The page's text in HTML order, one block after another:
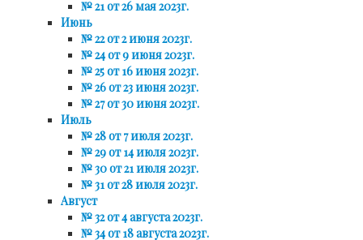
№ 21 от 26 мая 2023г.
Июнь
№ 22 от 2 июня 2023г.
№ 24 от 9 июня 2023г.
№ 25 от 16 июня 2023г.
№ 26 от 23 июня 2023г.
№ 27 от 30 июня 2023г.
Июль
№ 28 от 7 июля 2023г.
№ 29 от 14 июля 2023г.
№ 30 от 21 июля 2023г.
№ 31 от 28 июля 2023г.
Август
№ 32 от 4 августа 2023г.
№ 34 от 18 августа 2023г.